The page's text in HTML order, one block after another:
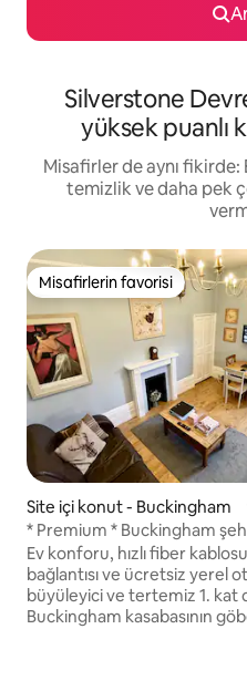
Silverstone
yüksek puanlı
Misafirler de aynı
temizlik ve daha pek
Misafirlerin favorisi
Misafirlerin favorisi
Site içi konut - Buckingham
* Premium * Buckingham
merkezinde daire
Ev konforu, hızlı fiber
bağlantısı ve ücretsiz yerel
büyüleyici ve tertemiz 1. kat
Buckingham kasabasının